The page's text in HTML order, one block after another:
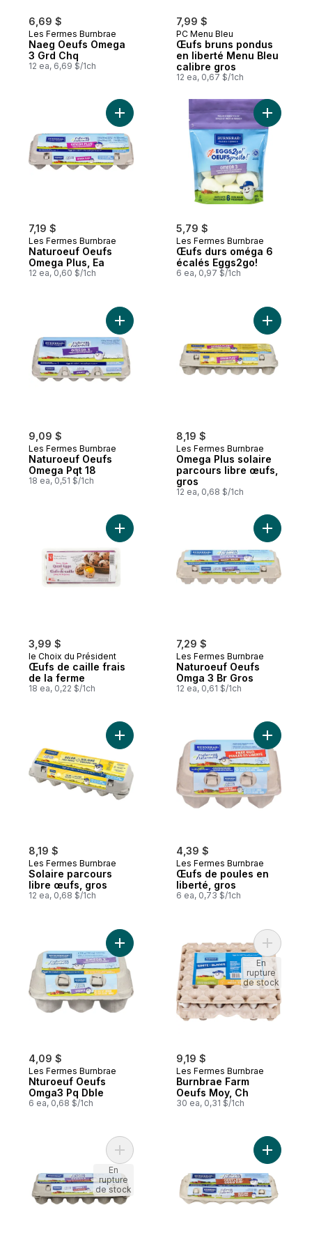
6,69 $
Les Fermes Burnbrae
Naeg Oeufs Omega
3 Grd Chq
12 ea, 6,69 $/1ch
7,99 $
PC Menu Bleu
Œufs bruns pondus
en liberté Menu Bleu
calibre gros
12 ea, 0,67 $/1ch
7,19 $
Les Fermes Burnbrae
Naturoeuf Oeufs
Omega Plus, Ea
12 ea, 0,60 $/1ch
Ajouter Naturoeuf Oeufs Omega Plus, Ea
5,79 $
Les Fermes Burnbrae
Œufs durs oméga 6
écalés Eggs2go!
6 ea, 0,97 $/1ch
Ajouter
9,09 $
Les Fermes Burnbrae
Naturoeuf Oeufs
Omega Pqt 18
18 ea, 0,51 $/1ch
Ajouter Naturoeuf Oeufs Omega Pqt 18
8,19 $
Les Fermes Burnbrae
Omega Plus solaire
parcours libre œufs,
gros
12 ea, 0,68 $/1ch
Ajouter
3,99 $
le Choix du Président
Œufs de caille frais
de la ferme
18 ea, 0,22 $/1ch
Ajouter Œufs de caille frais de la ferme
7,29 $
Les Fermes Burnbrae
Naturoeuf Oeufs
Omga 3 Br Gros
12 ea, 0,61 $/1ch
Ajouter
8,19 $
Les Fermes Burnbrae
Solaire parcours
libre œufs, gros
12 ea, 0,68 $/1ch
Ajouter Solaire parcours libre œufs, gros
4,39 $
Les Fermes Burnbrae
Œufs de poules en
liberté, gros
6 ea, 0,73 $/1ch
Ajouter
4,09 $
Les Fermes Burnbrae
Nturoeuf Oeufs
Omga3 Pq Dble
6 ea, 0,68 $/1ch
Ajouter Nturoeuf Oeufs Omga3 Pq Dble
9,19 $
Les Fermes Burnbrae
Burnbrae Farm
Oeufs Moy, Ch
30 ea, 0,31 $/1ch
Ajouter
En
rupture
de stock
Ajouter Burnbrae Oeufs Omega 3 Bio au
En
rupture
de stock
Ajouter